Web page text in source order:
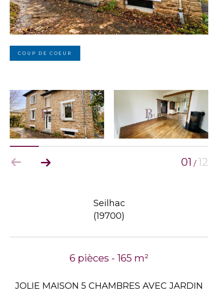
COUP DE COEUR
01 /12
Seilhac
(19700)
6 pièces - 165 m²
JOLIE MAISON 5 CHAMBRES AVEC JARDIN